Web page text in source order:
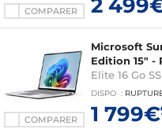
COMPARER 2
COMPARER
Microsoft
Edition 15" -
Elite 16 Go
7/Bluetooth
DISPO :
1 799€